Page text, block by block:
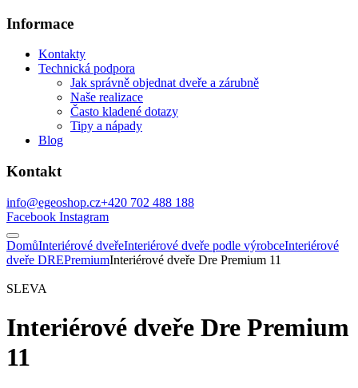
Informace
Kontakty
Technická podpora
Jak správně objednat dveře a zárubně
Naše realizace
Často kladené dotazy
Tipy a nápady
Blog
Kontakt
info@egeoshop.cz+420 702 488 188
Facebook Instagram
DomůInteriérové dveřeInteriérové dveře podle výrobceInteriérové
dveře DREPremiumInteriérové dveře Dre Premium 11
SLEVA
Interiérové dveře Dre Premium
11